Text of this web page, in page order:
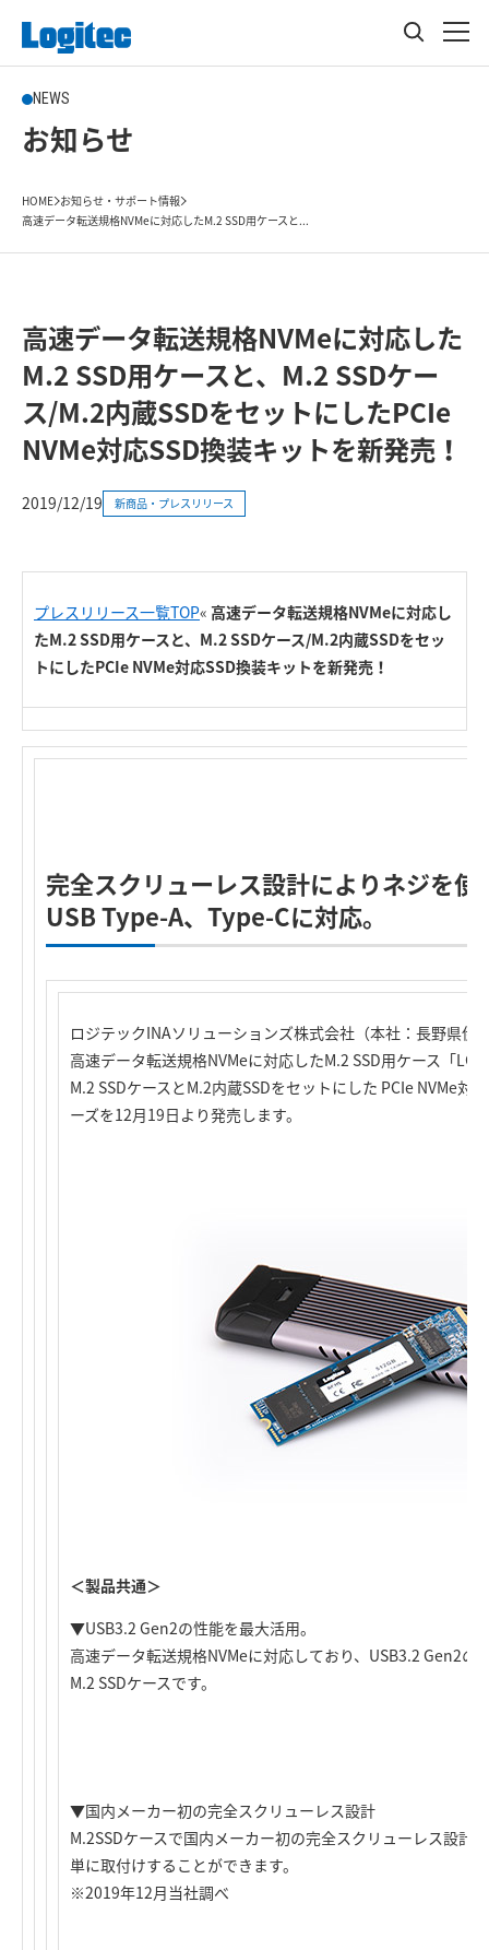
NEWS
お知らせ
HOME お知らせ・サポート情報
高速データ転送規格NVMeに対応したM.2 SSD用ケースと...
高速データ転送規格NVMeに対応した
M.2 SSD用ケースと、M.2 SSDケー
ス/M.2内蔵SSDをセットにしたPCIe
NVMe対応SSD換装キットを新発売！
2019/12/19 新商品・プレスリリース
プレスリリース一覧TOP« 高速データ転送規格NVMeに対応し
たM.2 SSD用ケースと、M.2 SSDケース/M.2内蔵SSDをセッ
トにしたPCIe NVMe対応SSD換装キットを新発売！
完全スクリューレス設計によりネジを
USB Type-A、Type-Cに対応。
ロジテックINAソリューションズ株式会社（本社：長野県伊
高速データ転送規格NVMeに対応したM.2 SSD用ケース「
M.2 SSDケースとM.2内蔵SSDをセットにした PCIe NVMe対
ーズを12月19日より発売します。
＜製品共通＞
▼USB3.2 Gen2の性能を最大活用。
高速データ転送規格NVMeに対応しており、USB3.2 Gen2の
M.2 SSDケースです。
▼国内メーカー初の完全スクリューレス設計
M.2SSDケースで国内メーカー初の完全スクリューレス設計
単に取付けすることができます。
※2019年12月当社調べ